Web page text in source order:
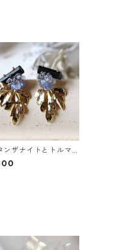
ンザナイトとトルマ
クレマチスの葉ピア